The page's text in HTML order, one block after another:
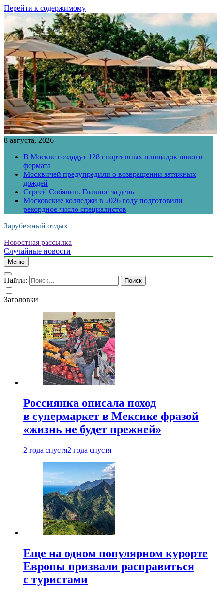
Перейти к содержимому
8 августа, 2026
В Москве создадут 128 спортивных площадок нового
формата
Москвичей предупредили о возвращении затяжных
дождей
Сергей Собянин. Главное за день
Московские колледжи в 2026 году подготовили
рекордное число специалистов
Зарубежный отдых
Новостная рассылка
Случайные новости
Меню
Найти:
Заголовки
Россиянка описала поход
в супермаркет в Мексике фразой
«жизнь не будет прежней»
2 года спустя2 года спустя
Еще на одном популярном курорте
Европы призвали расправиться
с туристами